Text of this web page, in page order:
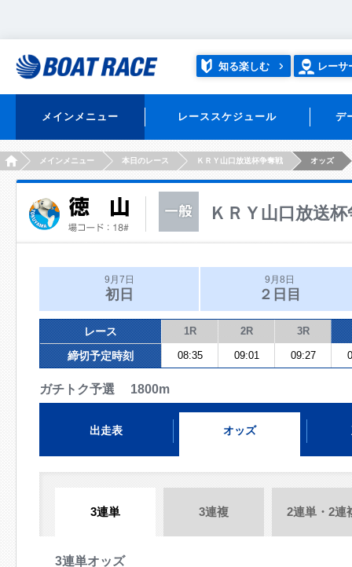
知る楽しむ レーサ
メインメニュー レーススケジュール デ
HOMEメインメニュー 本日のレース ＫＲＹ山口放送杯争奪戦 オッズ
ＫＲＹ山口放送
9月7日
初日
9月8日
２日目
レース 1R 2R 3R
締切予定時刻 08:35 09:01 09:27
ガチトク予選 1800m
出走表 オッズ
3連単 3連複 2連単・2連
3連単オッズ